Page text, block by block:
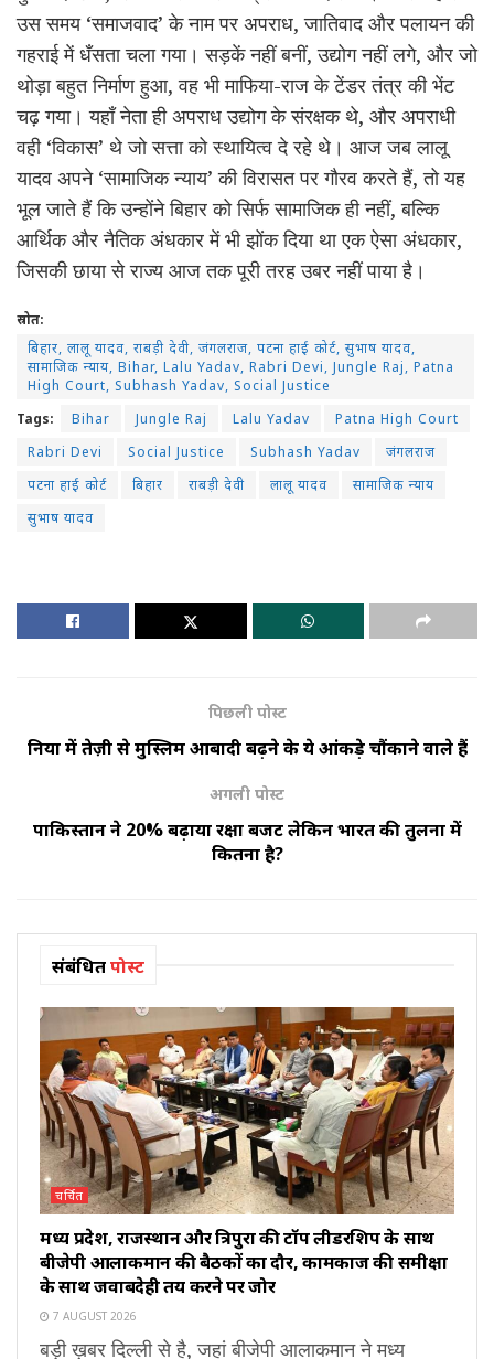
उस समय ‘समाजवाद’ के नाम पर अपराध, जातिवाद और पलायन की
गहराई में धँसता चला गया। सड़कें नहीं बनीं, उद्योग नहीं लगे, और जो
थोड़ा बहुत निर्माण हुआ, वह भी माफिया-राज के टेंडर तंत्र की भेंट
चढ़ गया। यहाँ नेता ही अपराध उद्योग के संरक्षक थे, और अपराधी
वही ‘विकास’ थे जो सत्ता को स्थायित्व दे रहे थे। आज जब लालू
यादव अपने ‘सामाजिक न्याय’ की विरासत पर गौरव करते हैं, तो यह
भूल जाते हैं कि उन्होंने बिहार को सिर्फ सामाजिक ही नहीं, बल्कि
आर्थिक और नैतिक अंधकार में भी झोंक दिया था एक ऐसा अंधकार,
जिसकी छाया से राज्य आज तक पूरी तरह उबर नहीं पाया है।
स्रोत:
बिहार, लालू यादव, राबड़ी देवी, जंगलराज, पटना हाई कोर्ट, सुभाष यादव,
सामाजिक न्याय, Bihar, Lalu Yadav, Rabri Devi, Jungle Raj, Patna
High Court, Subhash Yadav, Social Justice
Tags:
Bihar Jungle Raj Lalu Yadav
Patna High Court
Rabri Devi
Social Justice Subhash Yadav
जंगलराज
पटना हाई कोर्ट
बिहार राबड़ी देवी लालू यादव
सामाजिक न्याय
सुभाष यादव
पिछली पोस्ट
दुनिया में तेज़ी से मुस्लिम आबादी बढ़ने के ये आंकड़े चौंकाने वाले हैं
अगली पोस्ट
पाकिस्तान ने 20% बढ़ाया रक्षा बजट लेकिन भारत की तुलना में
कितना है?
संबंधितपोस्ट
चर्चित
मध्य प्रदेश, राजस्थान और त्रिपुरा की टॉप लीडरशिप के साथ
बीजेपी आलाकमान की बैठकों का दौर, कामकाज की समीक्षा
के साथ जवाबदेही तय करने पर जोर
7 AUGUST 2026
बड़ी ख़बर दिल्ली से है, जहां बीजेपी आलाकमान ने मध्य